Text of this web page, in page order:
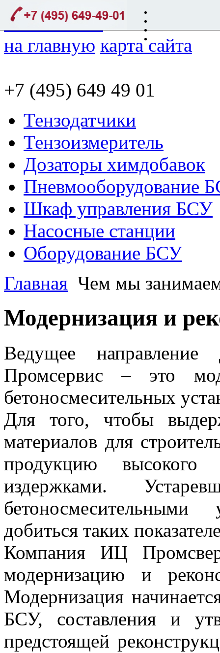
на главную карта сайта
+7 (495) 649 49 01
Тензодатчики
Тензоизмеритель
Дозаторы химдобавок
Пневмооборудование
Шкаф управления БСУ
Насосные станции
Оборудование БСУ
Главная Чем мы
Модернизация и
Ведущее
Промсервис – это
бетоносмесительных
Для того, чтобы
материалов для
продукцию высокого
издержками.
добиться таких
Компания ИЦ
модернизацию и
Модернизация
БСУ, составления и
предстоящей